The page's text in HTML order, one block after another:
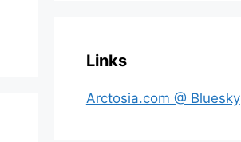
Links
Arctosia.com @ Bluesky